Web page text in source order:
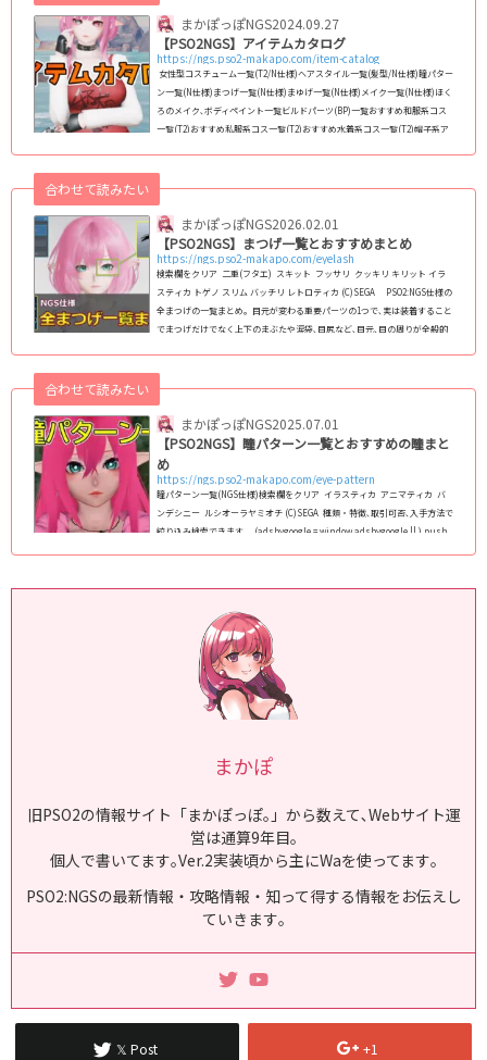
まかぽっぽNGS2024.09.27
【PSO2NGS】アイテムカタログ
https://ngs.pso2-makapo.com/item-catalog
女性型コスチューム一覧(T2/N仕様)ヘアスタイル一覧(髪型/N仕様)瞳パター
ン一覧(N仕様)まつげ一覧(N仕様)まゆげ一覧(N仕様)メイク一覧(N仕様)ほく
ろのメイク､ボディペイント一覧ビルドパーツ(BP)一覧おすすめ和服系コス
一覧(T2)おすすめ私服系コス一覧(T2)おすすめ水着系コス一覧(T2)帽子系ア
覧リボン(頭部)系ア...
まかぽっぽNGS
合わせて読みたい
2026.02.01
【PSO2NGS】まつげ一覧とおすすめまとめ
https://ngs.pso2-makapo.com/eyelash
検索欄をクリア 二重(フタエ) スキット フッサリ クッキリ キリット イラ
スティカ トゲノ スリム バッチリ レトロティカ (C)SEGA PSO2:NGS仕様の
全まつげの一覧まとめ｡ 目元が変わる重要パーツの1つで､実は装着すること
でまつげだけでなく上下のまぶたや涙袋､目尻など､目元､目の周りが全般的
まかぽっぽNGS
合わせて読みたい
2025.07.01
【PSO2NGS】瞳パターン一覧とおすすめの瞳まと
め
https://ngs.pso2-makapo.com/eye-pattern
瞳パターン一覧(NGS仕様)検索欄をクリア イラスティカ アニマティカ バ
ンデシニー ルシオーラヤミオチ (C)SEGA 種類・特徴､取引可否､入手方法で
絞り込み検索できます｡ (adsbygoogle = window.adsbygoogle || ).push
新版で､1月1日現在､全124種類実装｡顔の中では瞳が変わる最重要パーツなの
まかぽ
旧PSO2の情報サイト「まかぽっぽ｡」から数えて､Webサイト運
営は通算9年目｡
個人で書いてます｡Ver.2実装頃から主にWaを使ってます｡
PSO2:NGSの最新情報・攻略情報・知って得する情報をお伝えし
ていきます｡
𝕏 Post +1